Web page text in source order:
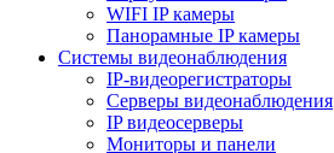
WIFI IP камеры
Панорамные IP камеры
Системы видеонаблюдения
IP-видеорегистраторы
Серверы видеонаблюдения
IP видеосерверы
Мониторы и панели